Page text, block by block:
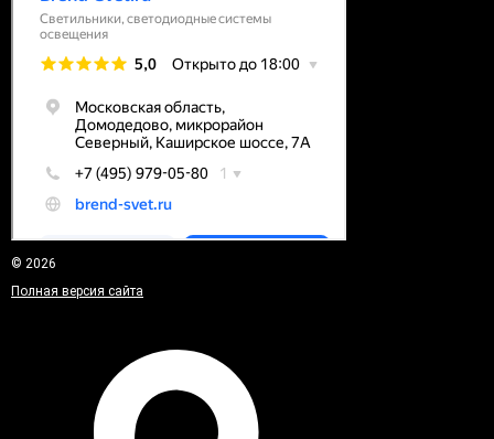
© 2026
Полная версия сайта